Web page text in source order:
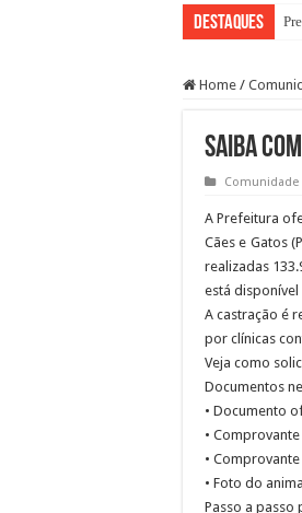
Destaques
Home /
Saiba
Comunidade
A Prefeitura
Cães e Gatos
realizadas
está disponível
A castração é
por clínicas
Veja como
Documentos
• Documento
•
•
• Foto do
Passo a